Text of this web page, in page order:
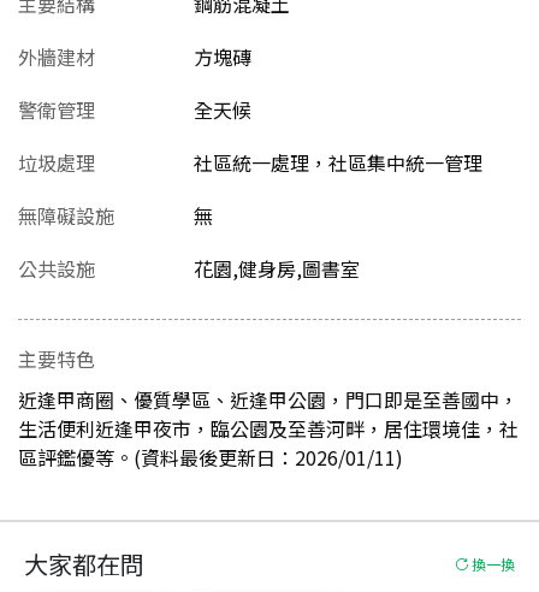
外牆建材
方塊磚
警衛管理
全天候
垃圾處理
社區統一處理，社區集中統一管理
無障礙設施
無
公共設施
花園,健身房,圖書室
主要特色
近逢甲商圈、優質學區、近逢甲公園，門口即是至善國中，
生活便利近逢甲夜市，臨公園及至善河畔，居住環境佳，社
區評鑑優等。(資料最後更新日：2026/01/11)
大家都在問 換一換